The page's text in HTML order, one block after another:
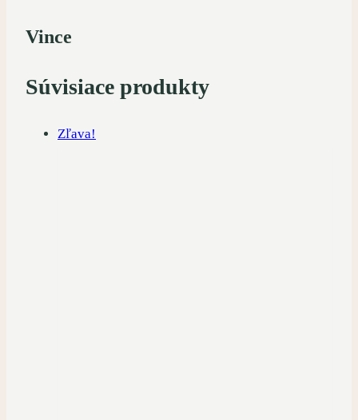
Vince
Súvisiace produkty
Zľava!